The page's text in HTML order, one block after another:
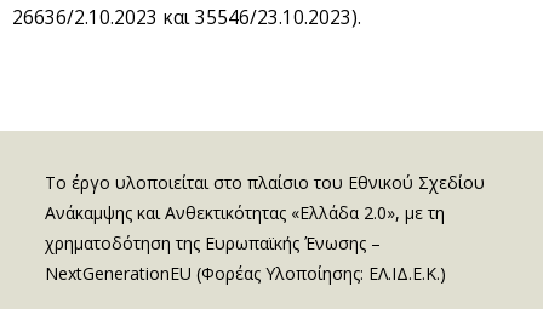
26636/2.10.2023 και 35546/23.10.2023).
Το έργο υλοποιείται στο πλαίσιο του Εθνικού Σχεδίου
Ανάκαμψης και Ανθεκτικότητας «Ελλάδα 2.0», με τη
χρηματοδότηση της Ευρωπαϊκής Ένωσης –
NextGenerationEU (Φορέας Υλοποίησης: ΕΛ.ΙΔ.Ε.Κ.)